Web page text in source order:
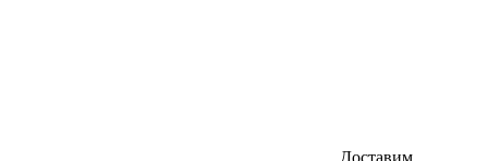
Доставим